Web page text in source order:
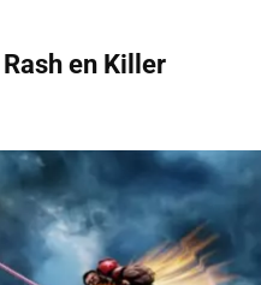
en Killer